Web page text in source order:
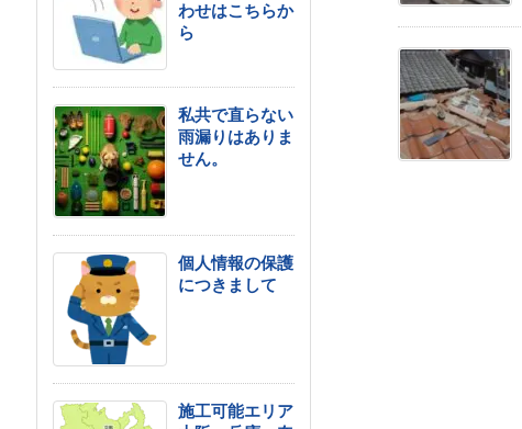
わせはこちらか
ら
私共で直らない
雨漏りはありま
せん。
個人情報の保護
につきまして
施工可能エリア